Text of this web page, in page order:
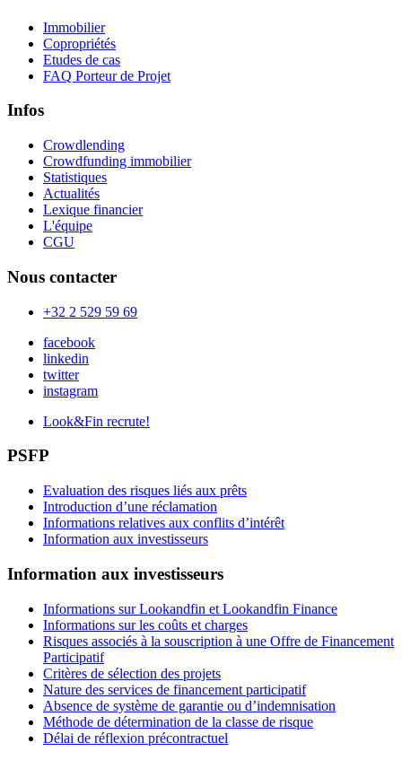
Immobilier
Copropriétés
Etudes de cas
FAQ Porteur de Projet
Infos
Crowdlending
Crowdfunding immobilier
Statistiques
Actualités
Lexique financier
L'équipe
CGU
Nous contacter
+32 2 529 59 69
facebook
linkedin
twitter
instagram
Look&Fin recrute!
PSFP
Evaluation des risques liés aux prêts
Introduction d’une réclamation
Informations relatives aux conflits d’intérêt
Information aux investisseurs
Information aux investisseurs
Informations sur Lookandfin et Lookandfin Finance
Informations sur les coûts et charges
Risques associés à la souscription à une Offre de Financement
Participatif
Critères de sélection des projets
Nature des services de financement participatif
Absence de système de garantie ou d’indemnisation
Méthode de détermination de la classe de risque
Délai de réflexion précontractuel